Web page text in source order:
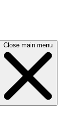
Close main menu